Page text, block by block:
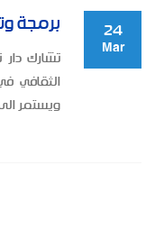
24
Mar
برمجة
تشارك
ويستمر الى 23 الشهر